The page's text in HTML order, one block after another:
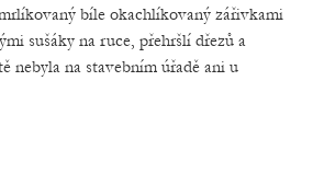
bíle okachlíkovaný zářivkami
sušáky na ruce, přehršlí dřezů a
nebyla na stavebním úřadě ani u